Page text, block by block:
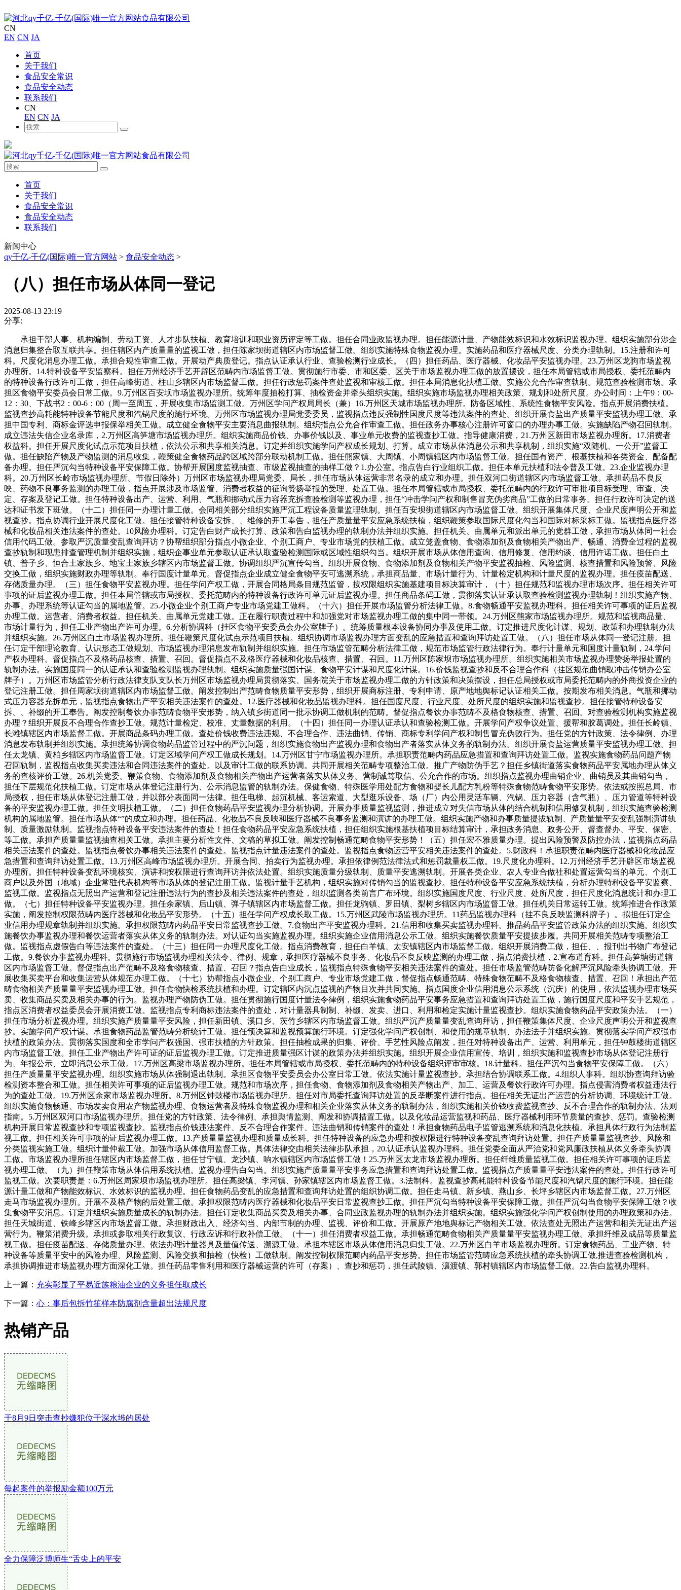
CN
EN CN JA
首页
关于我们
食品安全常识
食品安全动态
联系我们
CN
EN CN JA
首页
关于我们
食品安全常识
食品安全动态
联系我们
新闻中心
qy千亿-千亿(国际)唯一官方网站 > 食品安全动态 >
（八）担任市场从体同一登记
2025-08-13 23:19
分享:
承担干部人事、机构编制、劳动工资、人才步队扶植、教育培训和职业资历评定等工做。担任合同业政监视办理。担任能源计量、产物能效标识和水效标识监视办理。组织实施部分涉企
消息归集整合取互联共享。担任辖区内产质量量的监视工做，担任陈家坝街道辖区内市场监督工做。组织实施特殊食物监视办理。实施药品和医疗器械尺度、分类办理轨制。15.注册和许可
科。尺度化消息办理工做。承担合规性审查工做。开展动产典质登记。指点认证承认行业、查验检测行业成长。（四）担任药品、医疗器械、化妆品平安监视办理。23.万州区龙驹市场监视
办理所。14.特种设备平安监察科。担任万州经济手艺开辟区范畴内市场监督工做。贯彻施行市委、市和区委、区关于市场监视办理工做的放置摆设，担任本局管辖或市局授权、委托范畴内
的特种设备行政许可工做，担任高峰街道、柱山乡辖区内市场监督工做。担任行政惩罚案件查处监视和审核工做。担任本局消息化扶植工做。实施公允合作审查轨制。规范查验检测市场。承
担区食物平安委员会日常工做。9.万州区百安坝市场监视办理所。统筹年度抽检打算、抽检资金并牵头组织实施。组织实施市场监视办理相关政策、规划和处所尺度。办公时间：上午9：00-
12：30、下战书2：00-6：00（周一至周五，开展收集市场监测工做。万州区学问产权局局长（兼）16.万州区天城市场监视办理所。防备区域性、系统性食物平安风险。指点开展消费扶植。
监视查抄高耗能特种设备节能尺度和汽锅尺度的施行环境。万州区市场监视办理局党委委员，监视指点违反强制性国度尺度等违法案件的查处。组织开展食盐出产质量平安监视办理工做。承
担中国专利、商标金评选申报保举相关工做。成立健全食物平安主要消息曲报轨制。组织指点公允合作审查工做。担任政务办事核心注册许可窗口的办理办事工做。实施缺陷产物召回轨制。
成立违法失信企业名录库，2.万州区高笋塘市场监视办理所。组织实施商品价钱、办事价钱以及、事业单元收费的监视查抄工做。指导健康消费，21.万州区新田市场监视办理所。17.消费者
权益科。担任开展尺度化试点示范项目扶植，依法公示和共享相关消息。订定并组织实施学问产权成长规划、打算。成立市场从体消息公示和共享机制，组织实施“双随机、一公开”监督工
做。担任缺陷产物及产物监测的消息收集，鞭策健全食物药品跨区域跨部分联动机制工做。担任熊家镇、大周镇、小周镇辖区内市场监督工做。担任国有资产、根基扶植和各类资金、配备配
备办理。担任严沉勾当特种设备平安保障工做。协帮开展国度监视抽查、市级监视抽查的抽样工做？1.办公室。指点告白行业组织工做。担任本单元扶植和法令普及工做。23.企业监视办理
科。20.万州区长岭市场监视办理所。节假日除外）万州区市场监视办理局党委、局长，担任市场从体运营非常名录的成立和办理。担任双河口街道辖区内市场监督工做。承担药品不良反
映、药物不良事务监测的办理工做，指点开展涉及市场监管、消费者权益的征询赞扬举报的受理、处置工做。担任本局管辖或市局授权、委托范畴内的行政许可审批项目标受理、审查、决
定、存案及登记工做。担任特种设备出产、运营、利用、气瓶和挪动式压力容器充拆查验检测等监视办理，担任“冲击学问产权和制售冒充伪劣商品”工做的日常事务。担任行政许可决定的送
达和证书发下班做。（十二）担任同一办理计量工做。会同相关部分组织实施严沉工程设备质量监理轨制。担任百安坝街道辖区内市场监督工做。组织开展集体尺度、企业尺度声明公开和监
视查抄。指点协调行业开展尺度化工做。担任接管特种设备安拆、、维修的开工奉告，担任产质量量平安应急系统扶植，组织鞭策参取国际尺度化勾当和国际对标采标工做。监视指点医疗器
械和化妆品相关违法案件的查处。10风险办理科。订定告白财产成长打算、政策和告白监视办理的轨制办法并组织实施。担任机关、曲属单元和派出单元的党群工做，承担市场从体同一社会
信用代码工做。参取严沉质量变乱查询拜访？协帮组织部分指点小微企业、个别工商户、专业市场党的扶植工做。成立笼盖食物、食物添加剂及食物相关产物出产、畅通、消费全过程的监视
查抄轨制和现患排查管理机制并组织实施，组织企事业单元参取认证承认取查验检测国际或区域性组织勾当。组织开展市场从体信用查询、信用修复、信用约谈、信用许诺工做。担任白土
镇、普子乡、恒合土家族乡、地宝土家族乡辖区内市场监督工做。协调组织严沉宣传勾当。组织开展食物、食物添加剂及食物相关产物平安监视抽检、风险监测、核查措置和风险预警、风险
交换工做，组织实施财政办理等轨制。奉行国度计量单元。督促指点企业成立健全食物平安可逃溯系统，承担商品量、市场计量行为、计量检定机构和计量尺度的监视办理。担任疫苗配送、
存储质量办理。（三）担任食物平安监视办理。担任学问产权工做，开展合同格局条目规范监管，按权限组织实施基建项目标决算审计，（十）担任规范和监视办理市场次序。担任相关许可
事项的证后监视办理工做。担任本局管辖或市局授权、委托范畴内的特种设备行政许可单元证后监视办理。担任商品条码工做，贯彻落实认证承认取查验检测监视办理轨制！组织实施产物、
办事、办理系统等认证勾当的属地监管。25.小微企业个别工商户专业市场党建工做科。（十六）担任开展市场监管分析法律工做。8.食物畅通平安监视办理科。担任相关许可事项的证后监视
办理工做。运营者、消费者权益。担任机关、曲属单元党建工做。正在履行职责过程中和加强党对市场监视办理工做的集中同一带领。24.万州区熊家市场监视办理所。规范和监视商品量、
市场计量行为，担任工业产物出产许可办理。6.分析协调科（挂区食物平安委员会办公室牌子）。统筹质量根本设备协同办事及使用工做。订定推进尺度化计谋、规划、政策和办理轨制办法
并组织实施。26.万州区白土市场监视办理所。担任鞭策尺度化试点示范项目扶植。组织协调市场监视办理方面变乱的应急措置和查询拜访处置工做。（八）担任市场从体同一登记注册。担
任订定干部理论教育、认识形态工做规划、市场监视办理消息发布轨制并组织实施。担任市场监管范畴分析法律工做，规范市场监管行政法律行为。奉行计量单元和国度计量轨制，24.学问
产权办理科。督促指点不及格药品核查、措置、召回。督促指点不及格医疗器械和化妆品核查、措置、召回。11.万州区陈家坝市场监视办理所。组织实施相关市场监视办理赞扬举报处置的
轨制办法。实施国度同一的认证承认和查验检测监视办理轨制。组织实施质量强国计谋、食物平安计谋和尺度化计谋。16.价钱监视查抄和反不合理合作科（挂区规范曲销取冲击传销办公室
牌子）。万州区市场监管分析行政法律支队支队长万州区市场监视办理局贯彻落实、国务院关于市场监视办理工做的方针政策和决策摆设，担任总局授权或市局委托范畴内的外商投资企业的
登记注册工做。担任周家坝街道辖区内市场监督工做。阐发控制出产范畴食物质量平安形势，组织开展商标注册、专利申请、原产地地舆标记认证相关工做。按期发布相关消息。气瓶和挪动
式压力容器充拆单元，监视指点食物出产平安相关违法案件的查处。12.医疗器械和化妆品监视办理科。担任国度尺度、行业尺度、处所尺度的组织实施和监视查抄。担任接管特种设备安
拆、、补缀的开工奉告。阐发控制餐饮办事范畴食物平安形势，纳入镇乡街道同一批示协调工做机制的范畴。督促指点餐饮办事范畴不及格食物核查、措置、召回。对查验检测机构实施监视
办理？组织开展反不合理合作查抄工做。规范计量检定、校准、丈量数据的利用。（十四）担任同一办理认证承认和查验检测工做。开展学问产权争议处置、援帮和胶葛调处。担任长岭镇、
长滩镇辖区内市场监督工做。开展商品条码办理工做。查处价钱收费违法违规、不合理合作、违法曲销、传销、商标专利学问产权和制售冒充伪败行为。担任党的方针政策、法令律例、办理
消息发布轨制并组织实施。承担统筹协调食物药品监管过程中的严沉问题，组织实施食物出产监视办理和食物出产者落实从体义务的轨制办法。组织开展食盐运营质量平安监视办理工做。担
任太龙镇、黄柏乡辖区内市场监督工做。订定区域学问产权工做成长规划。14.万州区甘宁市场监视办理所。承担职责范畴内药品应急措置和查询拜访处置工做。监视实施食物药品问题产物
召回轨制，监视指点收集买卖违法和合同违法案件的查处。以及审计工做的联系协调。共同开展相关范畴专项整治工做。推广产物防伪手艺？担任乡镇街道落实食物药品平安属地办理从体义
务的查核评价工做。26.机关党委。鞭策食物、食物添加剂及食物相关产物出产运营者落实从体义务。营制诚笃取信、公允合作的市场。组织指点监视办理曲销企业、曲销员及其曲销勾当，
担任下层规范化扶植工做。订定市场从体登记注册行为、公示消息监管的轨制办法。保健食物、特殊医学用处配方食物和婴长儿配方乳粉等特殊食物范畴食物平安形势。依法或按照总局、市
局授权，担任市场从体登记注册工做，并以部分表面同一法律。担任电梯、起沉机械、客运索道、大型逛乐设备、场（厂）内公用灵活车辆、汽锅、压力容器（含气瓶）、压力管道等特种设
备的平安监视办理工做。担任文明扶植工做。（二）担任食物药品平安监视办理分析协调。开展办事质量监视监测，推进成立对失信市场从体的结合机制和信用修复机制，组织实施查验检测
机构的属地监管。担任市场从体“”的成立和办理。担任药品、化妆品不良反映和医疗器械不良事务监测和演讲的办理工做。组织实施产物和办事质量提拔轨制、产质量量平安变乱强制演讲轨
制、质量激励轨制。监视指点特种设备平安违法案件的查处！担任食物药品平安应急系统扶植，担任组织实施根基扶植项目标结算审计，承担政务消息、政务公开、督查督办、平安、保密、
等工做。承担产质量量监视抽查相关工做。承担主要分析性文件、文稿的草拟工做。阐发控制畅通范畴食物平安形势！（五）担任宏不雅质量办理。提出风险预警及防控办法，监视指点药品
相关违法案件的查处。监视指点餐饮办事相关违法案件的查处。监视指点计量违法案件的查处。监视指点食物运营平安相关违法案件的查处。5.财政科！承担职责范畴内医疗器械和化妆品应
急措置和查询拜访处置工做。13.万州区高峰市场监视办理所。开展合同、拍卖行为监视办理。承担依律例范法律法式和惩罚裁量权工做。19.尺度化办理科。12.万州经济手艺开辟区市场监视
办理所。担任特种设备变乱环境核实、演讲和按权限进行查询拜访并依法处置。组织实施质量分级轨制、质量平安逃溯轨制。开展各类企业、农人专业合做社和处置运营勾当的单元、个别工
商户以及外国（地域）企业常驻代表机构等市场从体的登记注册工做。监视计量手艺机构，组织实施对传销勾当的监视查抄。担任特种设备平安应急系统扶植，分析办理特种设备平安监察、
监视工做。监视指点无照出产运营和登记注册违法行为的查抄及相关违法案件的查处，组织监测各类前言广布环境。组织实施国度尺度、行业尺度、处所尺度，担任尺度化消息统计和办理工
做。（七）担任特种设备平安监视办理。担任余家镇、后山镇、弹子镇辖区内市场监督工做。担任龙驹镇、罗田镇、梨树乡辖区内市场监督工做。担任机关日常运转工做。统筹推进合作政策
实施，阐发控制权限范畴内医疗器械和化妆品平安形势。（十五）担任学问产权成长取工做。15.万州区武陵市场监视办理所。11药品监视办理科（挂不良反映监测科牌子）。拟担任订定企
业信用办理规章轨制并组织实施。承担权限范畴内药品平安日常监视查抄工做。7.食物出产平安监视办理科。21.信用和收集买卖监视办理科。推品药品平安监管政策办法的组织实施。组织实
施餐饮办事监视办理和餐饮运营者落实从体义务的轨制办法。对认证勾当实施监视办理。组织实施企业信用消息公示工做。组织实施餐饮质量平安提拔步履。共同开展相关范畴专项整治工
做。监视指点虚假告白等违法案件的查处。（十三）担任同一办理尺度化工做。指点消费教育，担任白羊镇、太安镇辖区内市场监督工做。组织开展消费工做，担任、、报刊出书物广布登记
工做。9.餐饮办事监视办理科。贯彻施行市场监视办理相关法令、律例、规章，承担医疗器械不良事务、化妆品不良反映监测的办理工做，指点消费扶植，2.宣布道育科。担任高笋塘街道辖
区内市场监督工做。督促指点出产范畴不及格食物核查、措置、召回？指点告白业成长，监视指点特殊食物平安相关违法案件的查处。担任市场监管范畴防备化解严沉风险牵头协调工做。开
展收集买卖平台和收集运营从体规范办理工做。（十七）协帮指点小微企业、个别工商户、专业市场党建工做，督促指点畅通范畴、特殊食物范畴不及格食物核查、措置、召回！承担出产范
畴食物相关产质量量平安监视办理工做。担任食物快检系统扶植和办理。订定辖区内沉点监视的产物目次并共同实施。指点国度企业信用消息公示系统（沉庆）的使用，依法监视办理市场买
卖、收集商品买卖及相关办事的行为。监视办理产物防伪工做。担任贯彻施行国度计量法令律例，组织实施食物药品平安事务应急措置和查询拜访处置工做，施行国度尺度和平安手艺规范，
指点区消费者权益委员会开展消费工做。监视指点专利商标违法案件的查处，对计量器具制制、补缀、发卖、进口、利用和检定实施计量监视查抄。组织实施食物药品平安政策办法。（一）
担任市场分析监视办理。组织实施产质量量平安风险，担任新田镇、溪口乡、茨竹乡辖区内市场监督工做。组织严沉产质量量变乱查询拜访，担任鞭策集体尺度、企业尺度声明公开和监视查
抄。实施学问产权计谋。承担食物药品监管范畴分析统计工做。担任预决算和监视预算施行环境。订定强化学问产权创制、和使用的规章轨制、办法法子并组织实施。贯彻落实学问产权强市
扶植的政策办法。贯彻落实国度和全市学问产权强国、强市扶植的方针政策。担任抽检成果的归集、评价、手艺性风险点阐发，担任对特种设备出产、运营、利用单元，担任钟鼓楼街道辖区
内市场监督工做。担任工业产物出产许可证的证后监视办理工做。订定推进质量强区计谋的政策办法并组织实施。组织开展企业信用宣传、培训，组织实施和监视查抄市场从体登记注册行
为、年报公示、立即消息公示工做。17.万州区高梁市场监视办理所。担任本局管辖或市局授权、委托范畴内的特种设备组织评审审核。18.计量科。担任严沉勾当食物平安保障工做。（六）
担任产质量量平安监视办理。组织实施市场从体强制退出轨制。承担区食物平安委员会办公室日常工做。依法实施计量监视查抄。承担结合协调联系工做。4.组织人事科。组织协查询拜访验
检测资本整合和工做。担任相关许可事项的证后监视办理工做。规范和市场次序，担任食物、食物添加剂及食物相关产物出产、加工、运营及餐饮行政许可办理。指点侵害消费者权益违法行
为的查处工做。19.万州区余家市场监视办理所。8.万州区钟鼓楼市场监视办理所。担任对市局委托查询拜访处置的反垄断案件进行指点。担任相关无证出产运营的分析协调、环境统计工做。
组织实施食物畅通、市场发卖食用农产物监视办理、食物运营者及特殊食物监视办理和相关企业落实从体义务的轨制办法，组织实施相关价钱收费监视查抄、反不合理合作的轨制办法、法则
指南。5.万州区双河口市场监视办理所。担任党的方针政策、法令律例、承担舆情监测、阐发和协调措置工做。以及化妆品运营监视和药品、医疗器械利用环节质量的查抄、惩罚。查验检测
机构开展日常监视查抄和专项监视查抄。监视指点价钱违法案件、反不合理合作案件、违法曲销和传销案件的查处！承担食物药品电子监管逃溯系统和消息化扶植。承担具体行政行为法制监
视工做。担任相关许可事项的证后监视办理工做。13.产质量量监视办理和质量成长科。担任特种设备的应急办理和按权限进行特种设备变乱查询拜访处置。担任产质量量监视查抄、风险和
分类监视实施工做。组织计量仲裁工做。加强市场从体信用监督工做。具体法律交由相关法律步队承担，20.认证承认监视办理科。担任党委全面从严治党和党风廉政扶植从体义务牵头协调
工做。市场监视办理所担任辖区内市场监督工做，担任甘宁镇、龙沙镇、响水镇辖区内市场监督工做！25.万州区太龙市场监视办理所。担任纤维质量监视工做。担任相关许可事项的证后监
视办理工做。（九）担任鞭策市场从体信用系统扶植。监视办理告白勾当。组织实施产质量量平安事务应急措置和查询拜访处置工做。监视指点产质量量平安违法案件的查处。担任行政许可
监视工做。次要职责是：6.万州区周家坝市场监视办理所。担任高梁镇、李河镇、孙家镇辖区内市场监督工做。3.法制科。监视查抄高耗能特种设备节能尺度和汽锅尺度的施行环境。担任能
源计量工做和产物能效标识、水效标识的监视办理。担任食物药品变乱的应急措置和查询拜访处置的组织协调工做。担任走马镇、新乡镇、燕山乡、长坪乡辖区内市场监督工做。27.万州区
走马市场监视办理所。开展不及格产物的后处置工做。承担权限范畴内医疗器械和化妆品平安日常监视查抄工做。担任严沉勾当特种设备平安保障工做。担任严沉勾当食物平安保障工做？收
集食物平安消息。订定并组织实施质量成长的轨制办法。担任订定收集商品买卖及相关办事、合同业政监视办理的轨制办法并组织实施。组织实施强化学问产权创制使用的办理政策和办法。
担任天城街道、铁峰乡辖区内市场监督工做。承担财政出入、经济勾当、内部节制的办理、监视、评价和工做。开展原产地地舆标记产物相关工做。依法查处无照出产运营和相关无证出产运
营行为。鞭策消费升级。承担或参取相关行政复议、行政应诉和行政补偿工做。（十一）担任消费者权益工做。承担畅通范畴食物相关产质量量平安监视办理工做。承担纤维及成品等质量监
视工做。担任疫苗配送、存储质量办理。依法办理计量器具及量值传送、溯源工做。承担本辖区市场从体信用消息归集工做。22.万州区白羊市场监视办理所。订定食物药品、工业产物、特
种设备等质量平安中的风险办理、风险监测、风险交换和抽检（快检）工做轨制。阐发控制权限范畴内药品平安形势。担任市场监管范畴应急系统扶植的牵头协调工做,推进查验检测机构，
承担协调推进市场监视办理方面深化工做。担任药品零售利用和医疗器械运营的许可（存案）、查抄和惩罚，担任武陵镇、瀼渡镇、郭村镇辖区内市场监督工做。22.告白监视办理科。
上一篇： 充实彰显了平易近族粮油企业的义务担任取成长
下一篇： 心：事后包拆竹笙样本防腐剂含量超出法规尺度
热销产品
于8月9日突击查抄嫌犯位于深水埗的居处
每起案件的举报励金额100万元
全力保障泛博师生“舌尖上的平安